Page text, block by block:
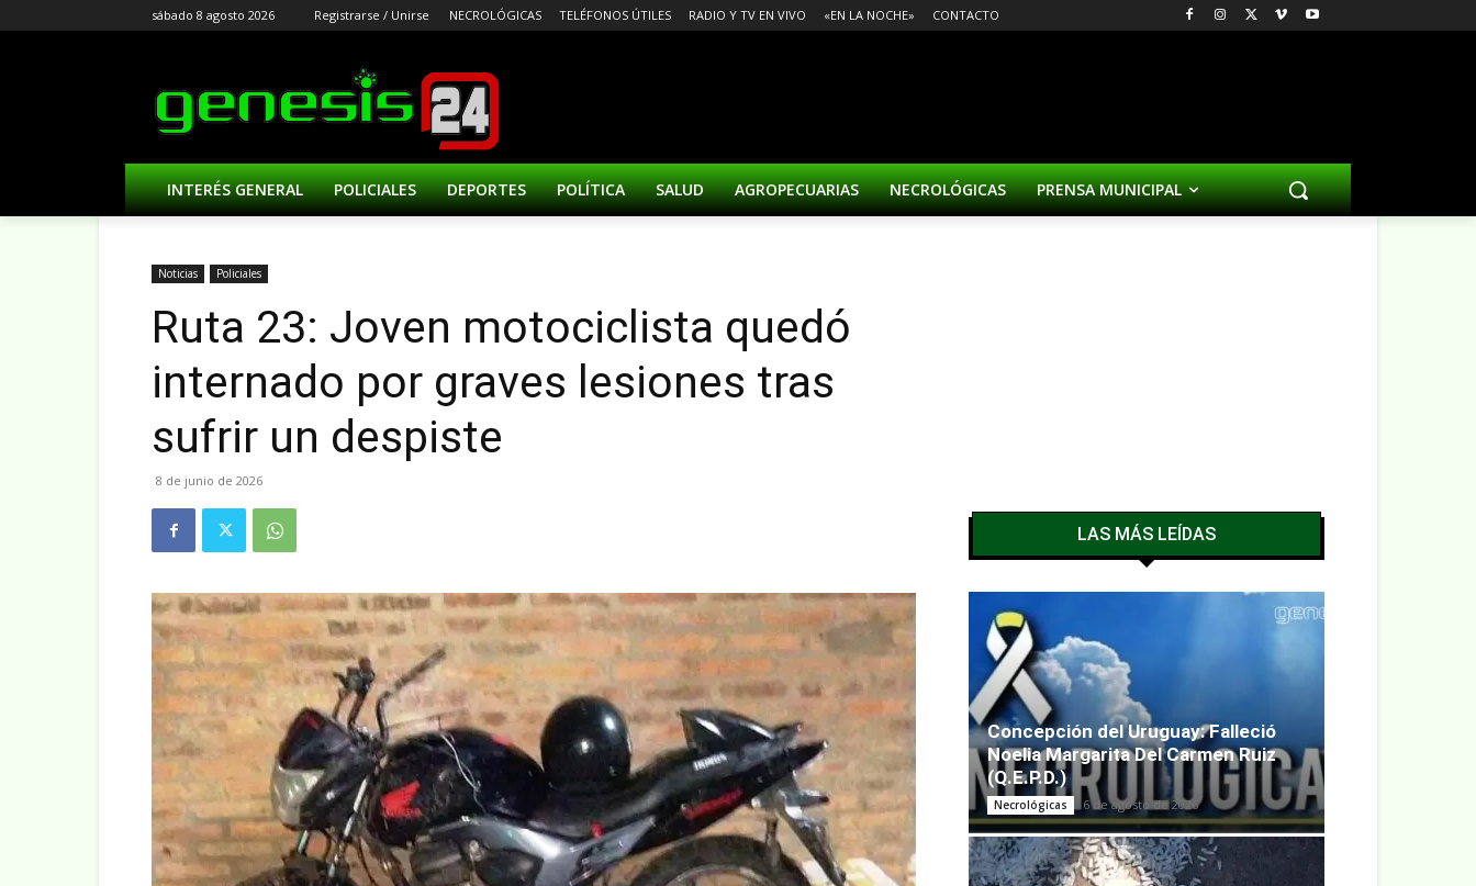
sábado 8 agosto 2026 Registrarse / Unirse NECROLÓGICAS TELÉFONOS ÚTILES RADIO Y TV EN VIVO «EN LA NOCHE» CONTACTO
INTERÉS GENERAL POLICIALES DEPORTES POLÍTICA SALUD AGROPECUARIAS NECROLÓGICAS PRENSA MUNICIPAL
Noticias Policiales
Ruta 23: Joven motociclista quedó
internado por graves lesiones tras
sufrir un despiste
8 de junio de 2026
LAS MÁS LEÍDAS
Concepción del Uruguay: Falleció
Noelia Margarita Del Carmen Ruiz
(Q.E.P.D.)
Necrológicas 6 de agosto de 2026